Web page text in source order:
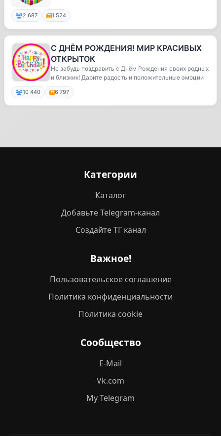
2 687 1 524
С ДНЁМ РОЖДЕНИЯ! МИР КРАСИВЫХ
ОТКРЫТОК
Не забудь поздравить с Днём Рождения своих родных
и близких! Дарите радость и положительные эмоции
10 440 6 797
Категории
Каталог
Добавьте Telegram-канал
Создайте ТГ канал
Важное!
Пользовательское соглашение
Политика конфиденциальности
Политика cookie
Сообщество
E-Mail
Vk.com
My Telegram